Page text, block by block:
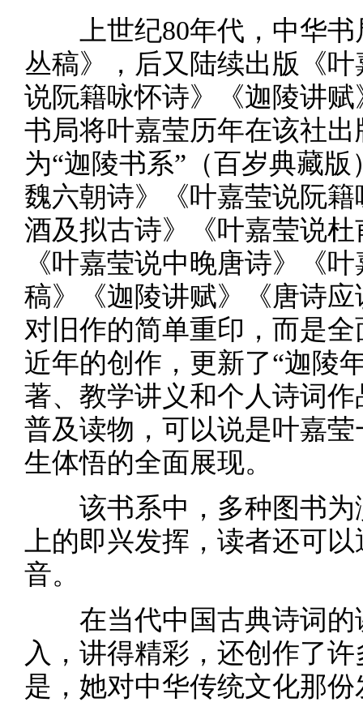
上世纪80年代，中华书
丛稿》，后又陆续出版《
说阮籍咏怀诗》《迦陵讲
书局将叶嘉莹历年在该社
为“迦陵书系”（百岁典藏
魏六朝诗》《叶嘉莹说阮
酒及拟古诗》《叶嘉莹说
《叶嘉莹说中晚唐诗》《
稿》《迦陵讲赋》《唐诗
对旧作的简单重印，而是
近年的创作，更新了“迦陵
著、教学讲义和个人诗词
普及读物，可以说是叶嘉
生体悟的全面展现。
该书系中，多种图书为
上的即兴发挥，读者还可
音。
在当代中国古典诗词的
入，讲得精彩，还创作了
是，她对中华传统文化那